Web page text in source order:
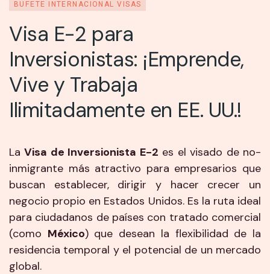
BUFETE INTERNACIONAL VISAS
Visa E-2 para
Inversionistas: ¡Emprende,
Vive y Trabaja
Ilimitadamente en EE. UU.!
LaVisa de Inversionista E-2 es el visado de no-
inmigrante más atractivo para empresarios que
buscan establecer, dirigir y hacer crecer un
negocio propio en Estados Unidos. Es la ruta ideal
para ciudadanos de países con tratado comercial
(como México) que desean la flexibilidad de la
residencia temporal y el potencial de un mercado
global.